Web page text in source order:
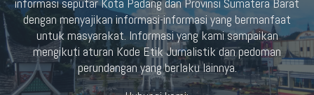
informasi seputar Kota Padang dan Provinsi Sumatera Barat
dengan menyajikan informasi-informasi yang bermanfaat
untuk masyarakat. Informasi yang kami sampaikan
mengikuti aturan Kode Etik Jurnalistik dan pedoman
perundangan yang berlaku lainnya.